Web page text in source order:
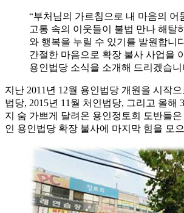
“부처님의 가르침으로 내 마음의 어
고통 속의 이웃들이 불법 만나 해탈
와 행복을 누릴 수 있기를 발원합
간절한 마음으로 확장 불사 사업을
용인법당 소식을 소개해 드리겠습니
지난 2011년 12월 용인법당 개원을 시작
법당, 2015년 11월 처인법당, 그리고 올해
지 숨 가쁘게 달려온 용인정토회 도반들
인 용인법당 확장 불사에 마지막 힘을 모